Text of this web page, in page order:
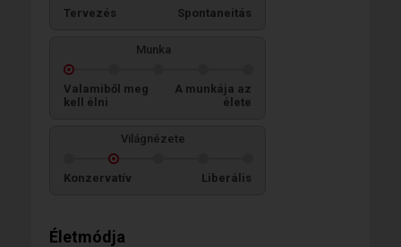
Tervezés Spontaneitás
Munka
Valamiből meg
kell élni
A munkája az
élete
Világnézete
Konzervatív Liberális
Életmódja